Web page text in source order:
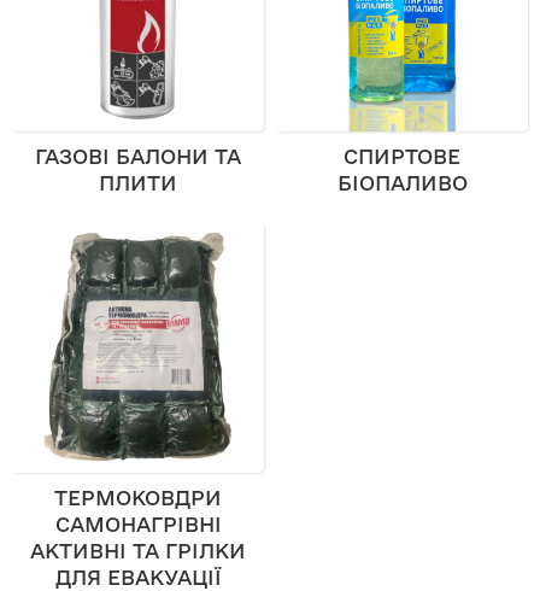
ГАЗОВІ БАЛОНИ ТА
ПЛИТИ
СПИРТОВЕ
БІОПАЛИВО
ТЕРМОКОВДРИ
САМОНАГРІВНІ
АКТИВНІ ТА ГРІЛКИ
ДЛЯ ЕВАКУАЦІЇ